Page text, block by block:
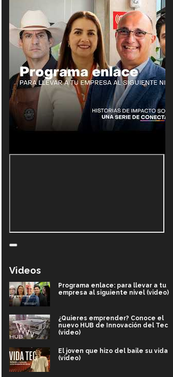
Videos
Programa enlace: para llevar a tu
empresa al siguiente nivel (video)
¿Quieres emprender? Conoce el
nuevo HUB de Innovación del Tec
(video)
El joven que hizo del baile su vida
(video)